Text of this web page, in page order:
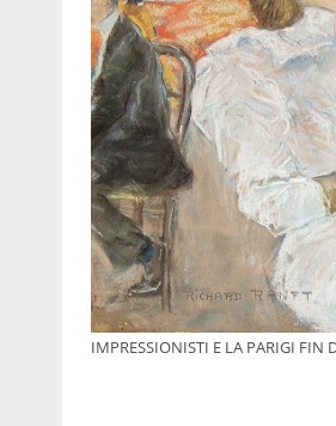
IMPRESSIONISTI E LA PARIGI FIN